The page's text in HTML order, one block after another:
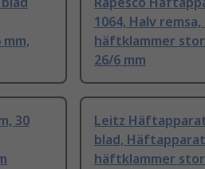
1064, Halv
häftklammer
26/6 mm
30
Leitz Häftapparat
blad,
häftklammer